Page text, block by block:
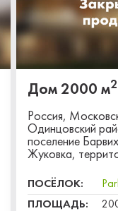
Дом 2000 м2
Россия,
Одинцовский
поселение
Жуковка,
ПОСЁЛОК:
ПЛОЩАДЬ: